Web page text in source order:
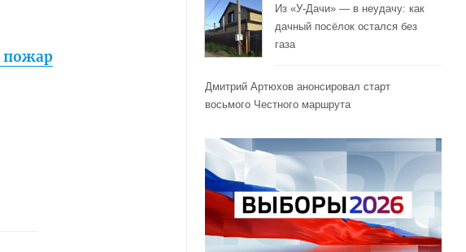
пожар
Из «У-Дачи» — в неудачу: как
дачный посёлок остался без
газа
Дмитрий Артюхов анонсировал старт
восьмого Честного маршрута